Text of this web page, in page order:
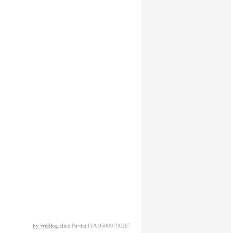
by WeBlog.click Partita IVA 05009790287